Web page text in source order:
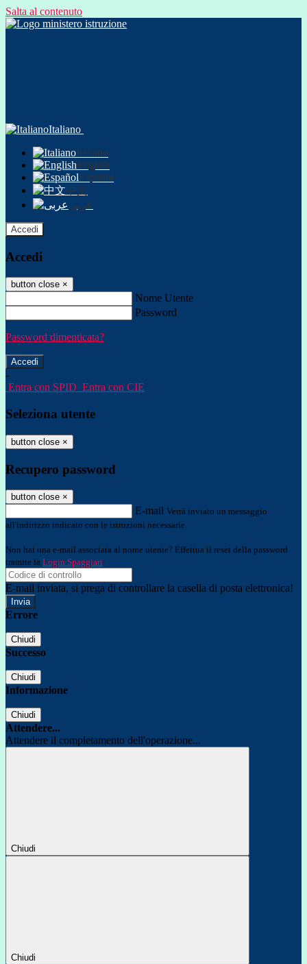
Salta al contenuto
Italiano
Italiano
English
Español
中文
عربى
Accedi
Accedi
button close ×
Nome Utente
Password
Password dimenticata?
-
Entra con SPID Entra con CIE
Seleziona utente
button close ×
Recupero password
button close ×
E-mail Verrà inviato un messaggio
all'indirizzo indicato con le istruzioni necessarie.
Non hai una e-mail associata al nome utente? Effettua il reset della password
tramite la Login Spaggiari
E-mail inviata, si prega di controllare la casella di posta elettronica!
Errore
Chiudi
Successo
Chiudi
Informazione
Chiudi
Attendere...
Attendere il completamento dell'operazione...
Chiudi
Chiudi